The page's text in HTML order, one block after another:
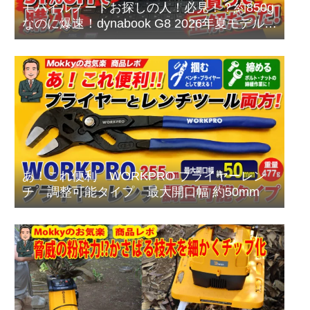
モバイルノートお探しの人！必見！？約850g
なのに爆速！dynabook G8 2026年夏モデルを
本音レビュー
あ！これ便利 WORKPRO プライヤーレン
チ 調整可能タイプ 最大開口幅 約50mm